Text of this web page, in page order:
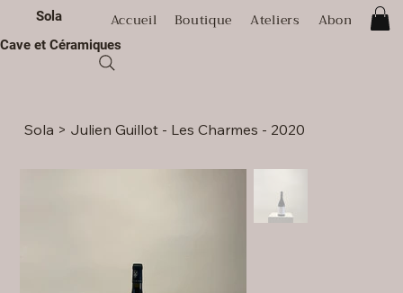
Cave et Céramiques
Sola Accueil Boutique Ateliers
Sola > Julien Guillot - Les Charmes - 2020